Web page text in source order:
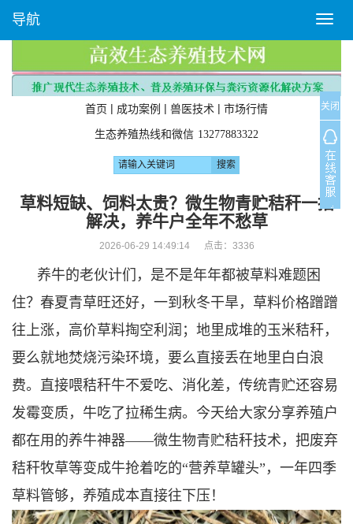
T
o
g
l
e
n
a
v
i
g
a
导航
首页 | 成功案例 | 兽医技术 | 市场行情
生态养殖热线和微信 13277883322
草料短缺、饲料太贵？微生物青贮秸秆一招
解决，养牛户全年不愁草
2026-06-29 14:49:14 点击： 3336
养牛的老伙计们，是不是年年都被草料难题困
住？春夏青草旺还好，一到秋冬干旱，草料价格蹭蹭
往上涨，高价草料掏空利润；地里成堆的玉米秸秆，
要么就地焚烧污染环境，要么直接丢在地里白白浪
费。直接喂秸秆牛不爱吃、消化差，传统青贮还容易
发霉变质，牛吃了拉稀生病。今天给大家分享养殖户
都在用的养牛神器——微生物青贮秸秆技术，把废弃
秸秆牧草等变成牛抢着吃的“营养草罐头”，一年四季
草料管够，养殖成本直接往下压！
关闭